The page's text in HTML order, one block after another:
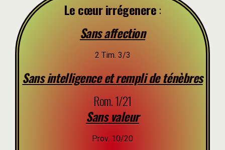
Le cœur irrégenere:
Sans affection
2 Tim. 3/3
Sans intelligence et rempli de ténèbres
Rom. 1/21
Sans valeur
Prov. 10/20